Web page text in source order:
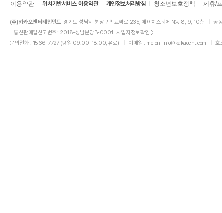
이용약관 위치기반서비스 이용약관 개인정보처리방침 청소년보호정책 제휴/
(주)카카오엔터테인먼트 경기도 성남시 분당구 판교역로 235, 에이치스퀘어 N동 8, 9, 10층
공
통신판매업신고번호 : 2018-성남분당B-0004 사업자정보확인
문의전화 : 1566-7727 (평일 09:00-18:00, 유료)
이메일 : melon_info@kakaoent.com 호